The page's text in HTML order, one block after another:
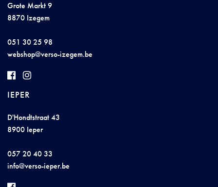
Grote Markt 9
8870 Izegem
051 30 25 98
webshop@verso-izegem.be
IEPER
D'Hondtstraat 43
8900 Ieper
057 20 40 33
info@verso-ieper.be